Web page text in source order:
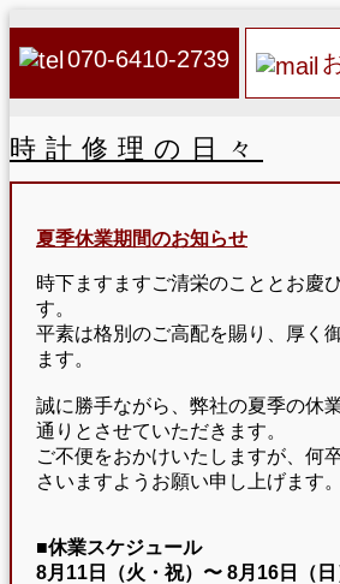
070-6410-2739
時計修理の日々
夏季休業期間のお知らせ
時下ますますご清栄のこととお慶
す。
平素は格別のご高配を賜り、厚く
ます。
誠に勝手ながら、弊社の夏季の休
通りとさせていただきます。
ご不便をおかけいたしますが、何
さいますようお願い申し上げます。
■休業スケジュール
8月11日（火・祝）〜 8月16日（日